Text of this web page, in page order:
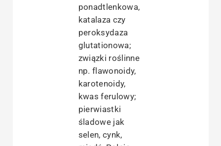
ponadtlenkowa,
katalaza czy
peroksydaza
glutationowa;
związki roślinne
np. flawonoidy,
karotenoidy,
kwas ferulowy;
pierwiastki
śladowe jak
selen, cynk,